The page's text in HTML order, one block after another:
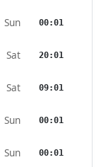
Sun 00:01
Sat 20:01
Sat 09:01
Sun 00:01
Sun 00:01